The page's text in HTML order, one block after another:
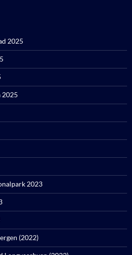
2025
2025
2023
(2022)